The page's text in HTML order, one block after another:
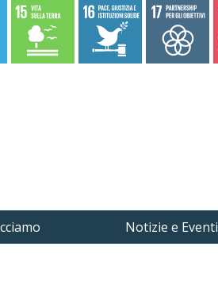
Notizie e Eventi